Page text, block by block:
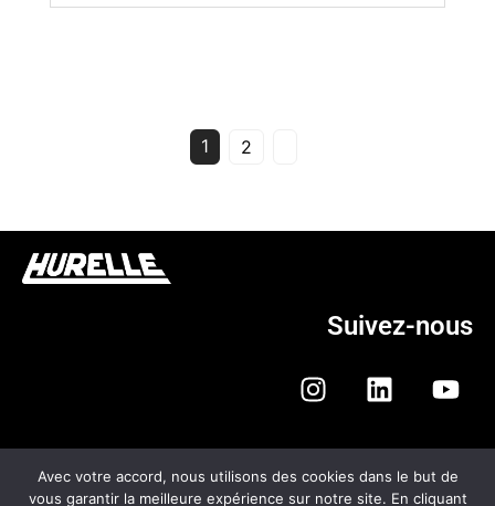
1 2
Suivez-nous
Avec votre accord, nous utilisons des cookies dans le but de
vous garantir la meilleure expérience sur notre site. En cliquant